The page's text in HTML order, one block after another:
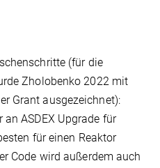
(für die
Zholobenko 2022 mit
Grant ausgezeichnet):
ASDEX Upgrade für
für einen Reaktor
Code wird außerdem auch